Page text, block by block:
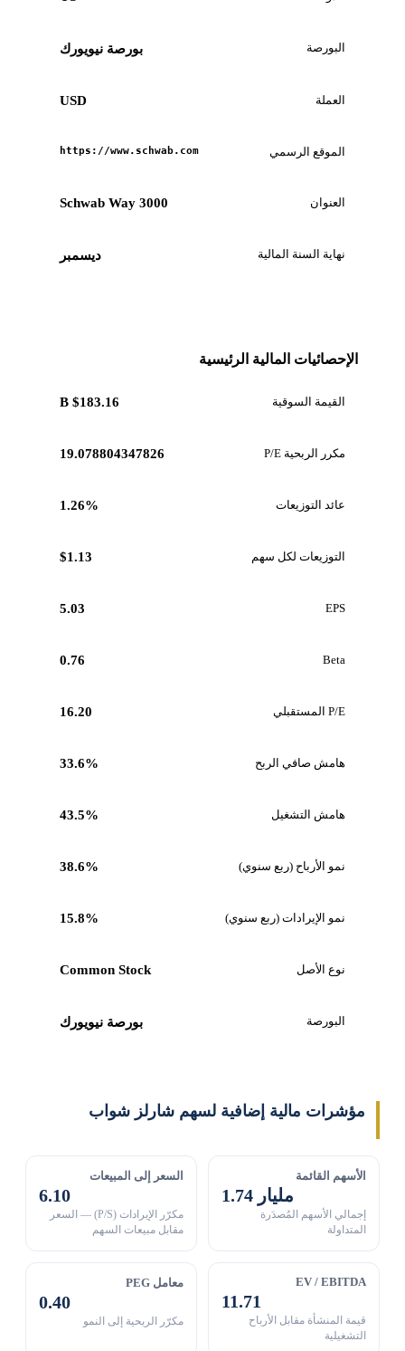
البورصة بورصة نيويورك
العملة USD
الموقع الرسمي https://www.schwab.com
العنوان 3000 Schwab Way
نهاية السنة المالية ديسمبر
الإحصائيات المالية الرئيسية
القيمة السوقية $183.16 B
مكرر الربحية P/E 19.078804347826
عائد التوزيعات 1.26%
التوزيعات لكل سهم $1.13
EPS
5.03
Beta
0.76
P/E المستقبلي 16.20
هامش صافي الربح 33.6%
هامش التشغيل 43.5%
نمو الأرباح (ربع سنوي) 38.6%
نمو الإيرادات (ربع سنوي) 15.8%
نوع الأصل Common Stock
البورصة بورصة نيويورك
مؤشرات مالية إضافية لسهم شارلز شواب
الأسهم القائمة
1.74 مليار
إجمالي الأسهم المُصدَرة
المتداولة
السعر إلى المبيعات
6.10
مكرّر الإيرادات (P/S) — السعر
مقابل مبيعات السهم
EV / EBITDA
11.71
قيمة المنشأة مقابل الأرباح
التشغيلية
معامل PEG
0.40
مكرّر الربحية إلى النمو